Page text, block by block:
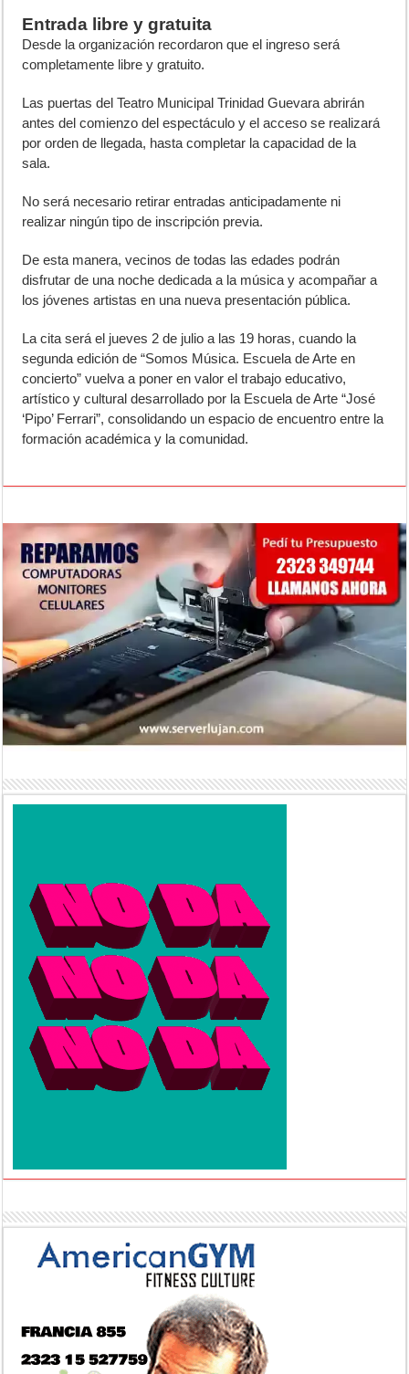
Entrada libre y gratuita
Desde la organización recordaron que el ingreso será
completamente libre y gratuito.
Las puertas del Teatro Municipal Trinidad Guevara abrirán
antes del comienzo del espectáculo y el acceso se realizará
por orden de llegada, hasta completar la capacidad de la
sala.
No será necesario retirar entradas anticipadamente ni
realizar ningún tipo de inscripción previa.
De esta manera, vecinos de todas las edades podrán
disfrutar de una noche dedicada a la música y acompañar a
los jóvenes artistas en una nueva presentación pública.
La cita será el jueves 2 de julio a las 19 horas, cuando la
segunda edición de “Somos Música. Escuela de Arte en
concierto” vuelva a poner en valor el trabajo educativo,
artístico y cultural desarrollado por la Escuela de Arte “José
‘Pipo’ Ferrari”, consolidando un espacio de encuentro entre la
formación académica y la comunidad.